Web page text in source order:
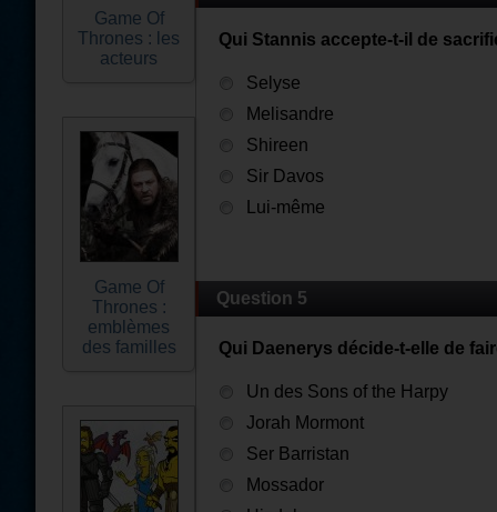
Game Of
Thrones : les
acteurs
Game Of
Thrones :
emblèmes
des familles
Qui Stannis accepte-t-il de
Selyse
Melisandre
Shireen
Sir Davos
Lui-même
Question 5
Qui Daenerys décide-t-elle de
Un des Sons of the Harpy
Jorah Mormont
Ser Barristan
Mossador